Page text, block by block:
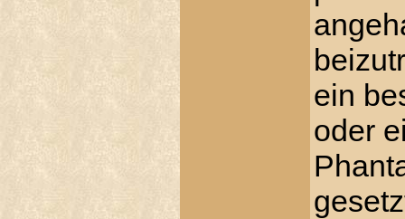
ein
oder